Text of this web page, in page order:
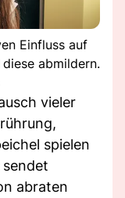
Einfluss auf
abmildern.
vieler
spielen
sendet
abraten